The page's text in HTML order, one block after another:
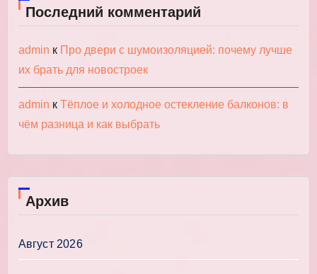
Последний комментарий
admin к Про двери с шумоизоляцией: почему лучше
их брать для новостроек
admin к Тёплое и холодное остекление балконов: в
чём разница и как выбрать
Архив
Август 2026